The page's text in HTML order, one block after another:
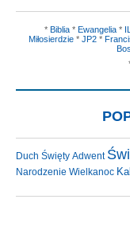
* Biblia* Ewangelia*
Miłosierdzie * JP2 *
Duch Święty Adwent
Narodzenie Wielkanoc